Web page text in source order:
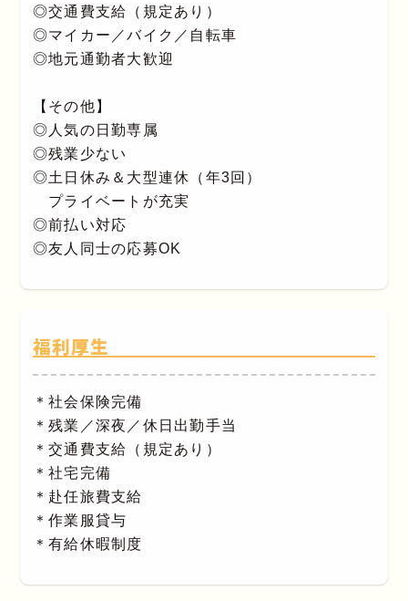
◎交通費支給（規定あり）
◎マイカー／バイク／自転車
◎地元通勤者大歓迎
【その他】
◎人気の日勤専属
◎残業少ない
◎土日休み＆大型連休（年3回）
プライベートが充実
◎前払い対応
◎友人同士の応募OK
福利厚生
＊社会保険完備
＊残業／深夜／休日出勤手当
＊交通費支給（規定あり）
＊社宅完備
＊赴任旅費支給
＊作業服貸与
＊有給休暇制度